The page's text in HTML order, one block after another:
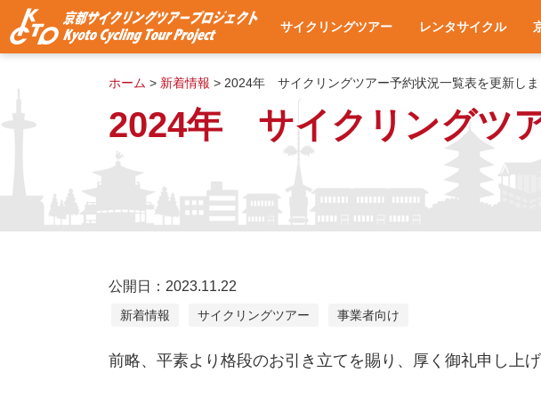
サイクリングツアー
サイクリングツアー一覧
集合・出発場所へのアクセス
使用自転車
ツアー予約
よくある質問
ツアー予約状況
レンタサイクル
車種と料金
各サイクルターミナ
レンタサイクル予約
お役立ち情報
よくある質問
公開日：2023.11.22
新着情報 サイクリングツアー 事業者向け
ホーム > 新着情報 > 2024年 サイクリングツアー予約状況一覧表を更新しま
2024年 サイクリングツ
前略、平素より格段のお引き立てを賜り、厚く御礼申し上げ